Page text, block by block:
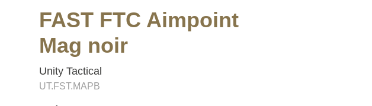
FAST FTC Aimpoint
Mag noir
Unity Tactical
UT.FST.MAPB